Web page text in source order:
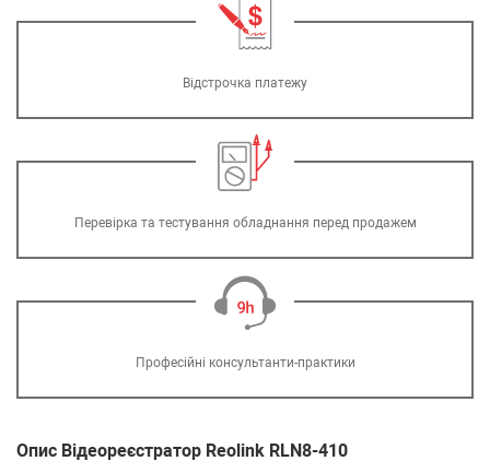
Відстрочка платежу
Перевірка та тестування обладнання перед продажем
Професійні консультанти-практики
Опис Відеореєстратор Reolink RLN8-410